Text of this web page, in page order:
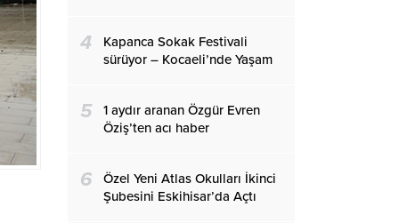
4
Kapanca Sokak Festivali
sürüyor – Kocaeli’nde Yaşam
5
1 aydır aranan Özgür Evren
Öziş’ten acı haber
6
Özel Yeni Atlas Okulları İkinci
Şubesini Eskihisar’da Açtı